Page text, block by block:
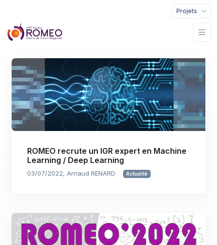
Projets
ROMEO recrute un IGR expert en Machine
Learning / Deep Learning
03/07/2022, Arnaud RENARD Actualité